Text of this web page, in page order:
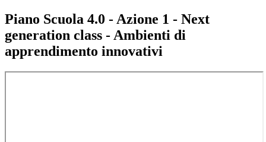
Piano Scuola 4.0 - Azione 1 - Next
generation class - Ambienti di
apprendimento innovativi